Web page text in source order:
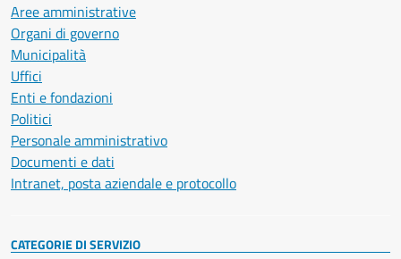
Aree amministrative
Organi di governo
Municipalità
Uffici
Enti e fondazioni
Politici
Personale amministrativo
Documenti e dati
Intranet, posta aziendale e protocollo
CATEGORIE DI SERVIZIO